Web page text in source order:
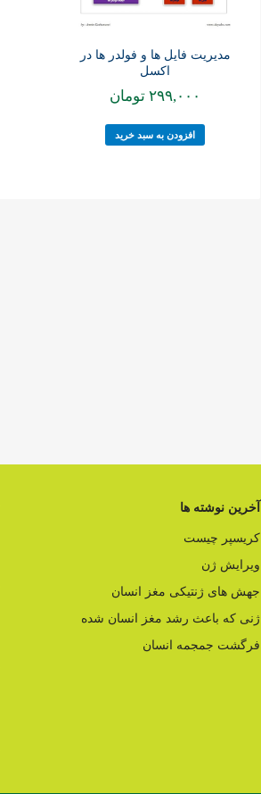
مدیریت فایل ها و فولدر ها در
اکسل
۲۹۹,۰۰۰ تومان
افزودن به سبد خرید
آخرین نوشته ها
کریسپر چیست
ویرایش ژن
جهش های ژنتیکی مغز انسان
ژنی که باعث رشد مغز انسان شده
فرگشت جمجمه انسان